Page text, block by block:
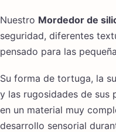
Nuestro Mordedor de
seguridad, diferentes
pensado para las
Su forma de tortuga, la
y las rugosidades de sus
en un material muy
desarrollo sensorial